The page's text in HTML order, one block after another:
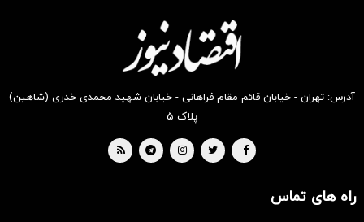
بخر !
بخر !
آدرس: تهران - خیابان قائم مقام فراهانی - خیابان شهید محمدی خدری (شاهین)
پلاک ۵
راه های تماس